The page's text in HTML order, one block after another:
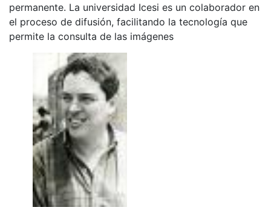
permanente. La universidad Icesi es un colaborador en
el proceso de difusión, facilitando la tecnología que
permite la consulta de las imágenes